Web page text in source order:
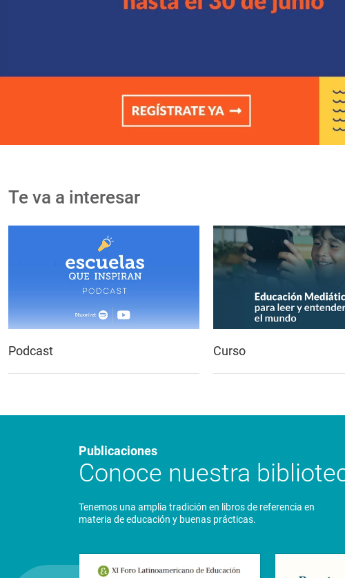
Te va a interesar
Podcast Curso
Publicaciones
Conoce nuestra
Tenemos una amplia tradición en libros de referencia en
materia de educación y buenas prácticas.